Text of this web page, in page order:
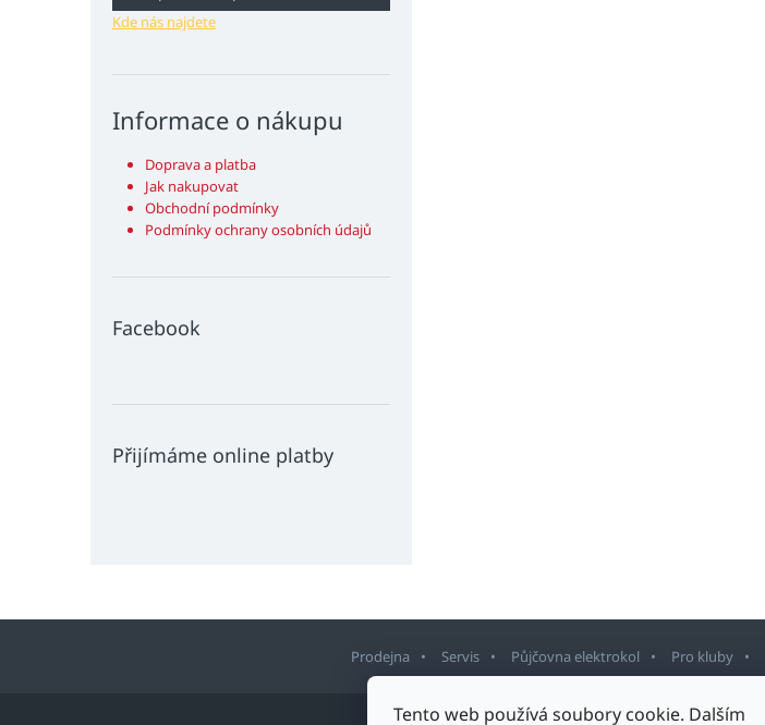
Tento web používá soubory cookie. Dalším
Kde nás najdete
Informace o nákupu
Doprava a platba
Jak nakupovat
Obchodní podmínky
Podmínky ochrany osobních údajů
Facebook
Přijímáme online platby
Prodejna Servis Půjčovna elektrokol Pro kluby